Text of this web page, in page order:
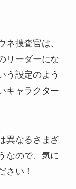
ネ捜査官は、
リーダーにな
う設定のよう
キャラクター
異なるさまざ
なので、気に
さい！